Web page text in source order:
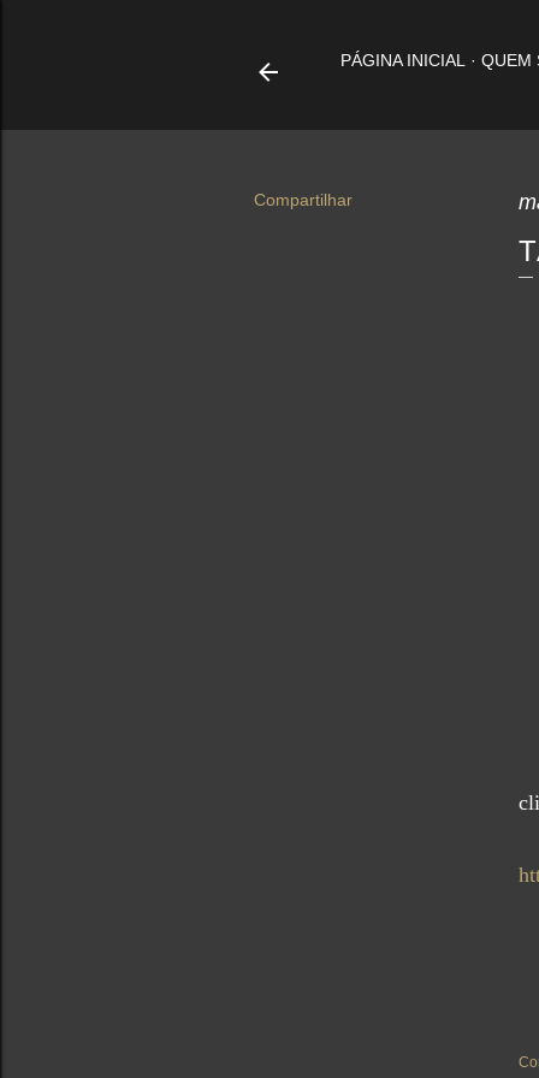
PÁGINA INICIAL QUEM
Compartilhar